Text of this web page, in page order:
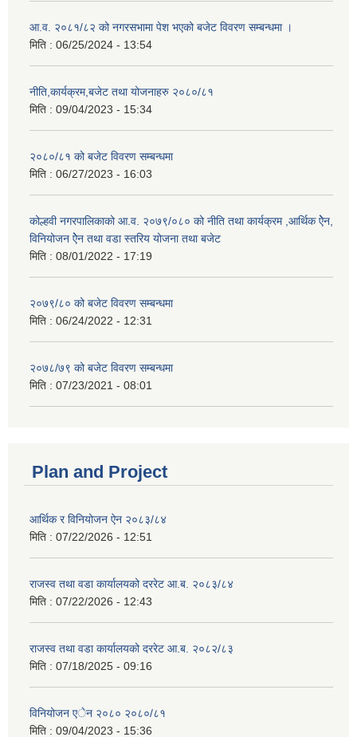
आ.व. २०८१/८२ को नगरसभामा पेश भएको बजेट विवरण सम्बन्धमा ।
मिति : 06/25/2024 - 13:54
नीति,कार्यक्रम,बजेट तथा योजनाहरु २०८०/८१
मिति : 09/04/2023 - 15:34
२०८०/८१ को बजेट विवरण सम्बन्धमा
मिति : 06/27/2023 - 16:03
कोल्हवी नगरपालिकाको आ.व. २०७९/०८० को नीति तथा कार्यक्रम ,आर्थिक ऐेन,
विनियोजन ऐेन तथा वडा स्तरिय योजना तथा बजेट
मिति : 08/01/2022 - 17:19
२०७९/८० को बजेट विवरण सम्बन्धमा
मिति : 06/24/2022 - 12:31
२०७८/७९ को बजेट विवरण सम्बन्धमा
मिति : 07/23/2021 - 08:01
Plan and Project
आर्थिक र विनियोजन ऐन २०८३/८४
मिति : 07/22/2026 - 12:51
राजस्व तथा वडा कार्यालयको दररेट आ.ब. २०८३/८४
मिति : 07/22/2026 - 12:43
राजस्व तथा वडा कार्यालयको दररेट आ.ब. २०८२/८३
मिति : 07/18/2025 - 09:16
विनियोजन एेन २०८० २०८०/८१
मिति : 09/04/2023 - 15:36